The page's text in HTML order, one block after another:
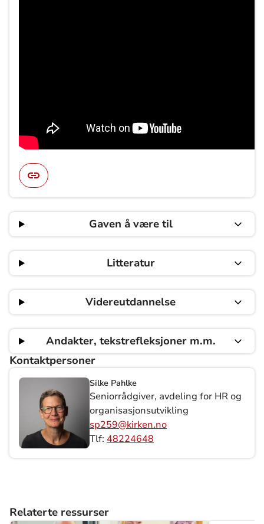
Gaven å være til
Litteratur
Videreutdannelse
Andakter, tekstrefleksjoner m.m.
Kontaktpersoner
Silke Pahlke
Seniorrådgiver, avdeling for HR og
organisasjonsutvikling
sp259@kirken.no
Tlf: 48224648
Relaterte ressurser